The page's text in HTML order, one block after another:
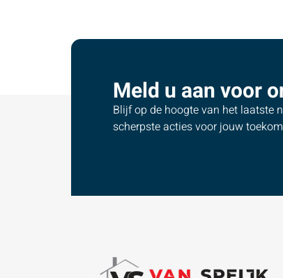
Meld u aan voor
Blijf op de hoogte van het laatste
scherpste acties voor jouw